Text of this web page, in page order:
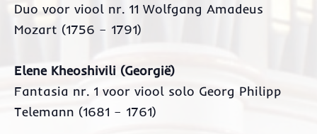
Duo voor viool nr. 11 Wolfgang Amadeus
Mozart (1756 – 1791)
Elene Kheoshivili (Georgië)
Fantasia nr. 1 voor viool solo Georg Philipp
Telemann (1681 – 1761)